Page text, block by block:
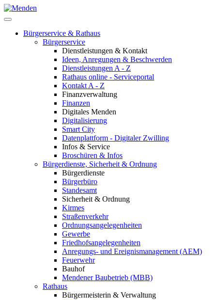
Bürgerservice & Rathaus
Bürgerservice
Dienstleistungen & Kontakt
Ideen, Anregungen & Beschwerden
Dienstleistungen A - Z
Rathaus online - Serviceportal
Kontakt A - Z
Finanzverwaltung
Finanzen
Digitales Menden
Digitalisierung
Smart City
Datenplattform - Digitaler Zwilling
Infos & Service
Broschüren & Infos
Bürgerdienste, Sicherheit & Ordnung
Bürgerdienste
Bürgerbüro
Standesamt
Sicherheit & Ordnung
Kirmes
Straßenverkehr
Ordnungsangelegenheiten
Gewerbe
Friedhofsangelegenheiten
Anregungs- und Ereignismanagement (AEM)
Feuerwehr
Bauhof
Mendener Baubetrieb (MBB)
Rathaus
Bürgermeisterin & Verwaltung